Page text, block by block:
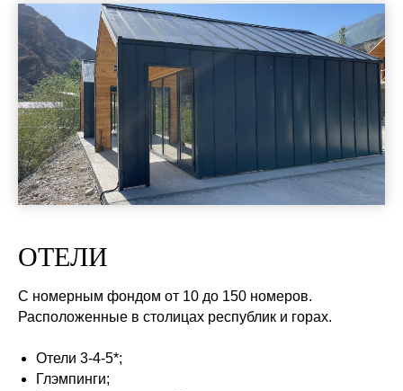
ОТЕЛИ
С номерным фондом от 10 до 150 номеров.
Расположенные в столицах республик и горах.
Отели 3-4-5*;
Глэмпинги;